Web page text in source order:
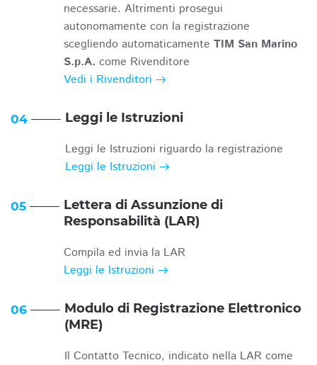
necessarie. Altrimenti prosegui
autonomamente con la registrazione
scegliendo automaticamente TIM San Marino
S.p.A. come Rivenditore
Vedi i Rivenditori
04 Leggi le Istruzioni
Leggi le Istruzioni riguardo la registrazione
Leggi le Istruzioni
05
Lettera di Assunzione di
Responsabilità (LAR)
Compila ed invia la LAR
Leggi le Istruzioni
06
Modulo di Registrazione Elettronico
(MRE)
Il Contatto Tecnico, indicato nella LAR come